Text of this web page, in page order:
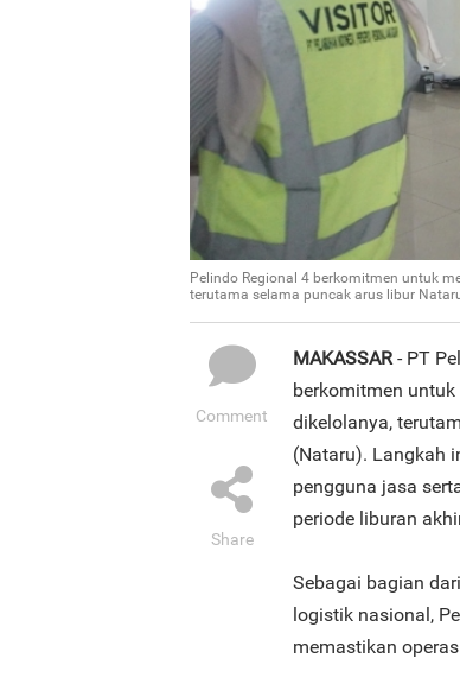
Pelindo Regional 4 berkomitmen untuk
terutama selama puncak arus libur
Comment
Share
MAKASSAR- PT
berkomitmen
dikelolanya,
(Nataru). Langkah
pengguna jasa
periode liburan
Sebagai bagian
logistik nasional,
memastikan